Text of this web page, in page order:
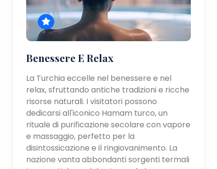
Benessere E Relax
La Turchia eccelle nel benessere e nel
relax, sfruttando antiche tradizioni e ricche
risorse naturali. I visitatori possono
dedicarsi all'iconico Hamam turco, un
rituale di purificazione secolare con vapore
e massaggio, perfetto per la
disintossicazione e il ringiovanimento. La
nazione vanta abbondanti sorgenti termali